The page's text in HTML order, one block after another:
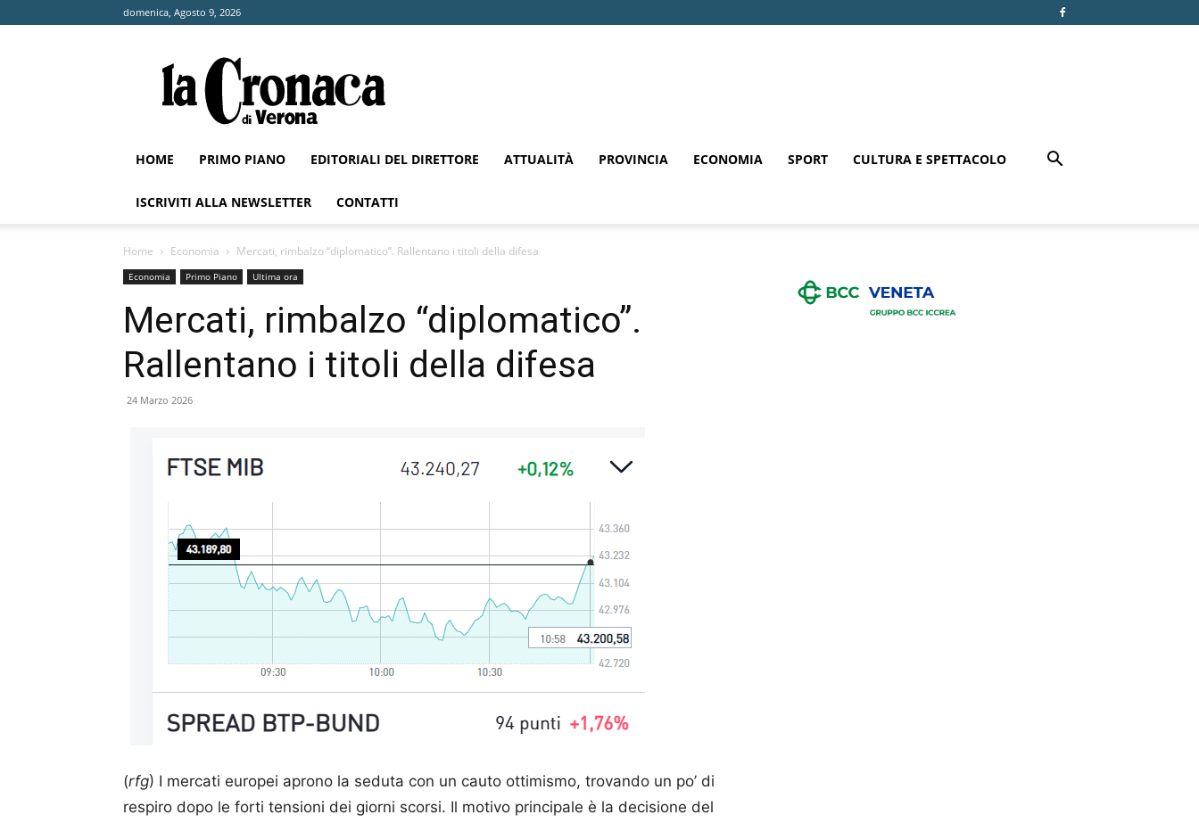
domenica, Agosto 9, 2026
Cronaca
di
Verona
HOME PRIMO PIANO EDITORIALI DEL DIRETTORE ATTUALITÀ PROVINCIA ECONOMIA SPORT CULTURA E SPETTACOLO
ISCRIVITI ALLA NEWSLETTER CONTATTI
Home Economia Mercati, rimbalzo “diplomatico”. Rallentano i titoli della difesa
Economia Primo Piano Ultima ora
Mercati, rimbalzo “diplomatico”.
Rallentano i titoli della difesa
24 Marzo 2026
(rfg) I mercati europei aprono la seduta con un cauto ottimismo, trovando un po’ di
respiro dopo le forti tensioni dei giorni scorsi. Il motivo principale è la decisione del